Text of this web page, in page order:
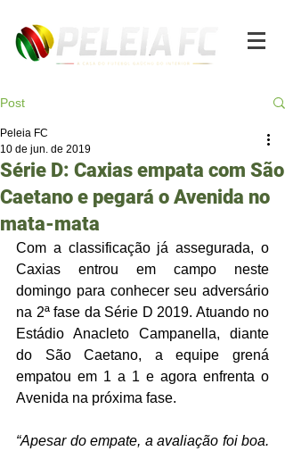
Post
Série D: Caxias empata com São
Caetano e pegará o Avenida no
mata-mata
Peleia FC
10 de jun. de 2019
Com a classificação já assegurada, o
Caxias entrou em campo neste
domingo para conhecer seu adversário
na 2ª fase da Série D 2019. Atuando no
Estádio Anacleto Campanella, diante
do São Caetano, a equipe grená
empatou em 1 a 1 e agora enfrenta o
Avenida na próxima fase.
“Apesar do empate, a avaliação foi boa.